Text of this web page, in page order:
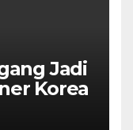
Jadi
Korea